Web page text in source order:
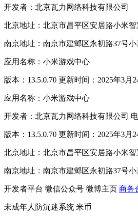
开发者：北京瓦力网络科技有限公司
北京地址：北京市昌平区安居路小米智
南京地址：南京市建邺区永初路37号
应用名称：小米游戏中心
版本：13.5.0.70 更新时间：2025年3月
应用名称：小米游戏中心
开发者：北京瓦力网络科技有限公司 电
版本：13.5.0.70 更新时间：2025年3月
北京地址：北京市昌平区安居路小米智
南京地址：南京市建邺区永初路37号
开发者平台 微信公众号 微博主页 商务
未成年人防沉迷系统 米币